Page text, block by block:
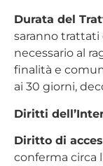
Durata del
saranno trattati
necessario al
finalità e
ai 30 giorni,
Diritti
Diritto di
conferma circa